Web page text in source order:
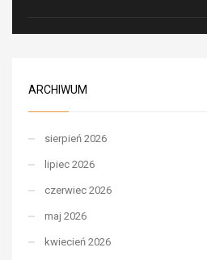
ARCHIWUM
sierpień 2026
lipiec 2026
czerwiec 2026
maj 2026
kwiecień 2026